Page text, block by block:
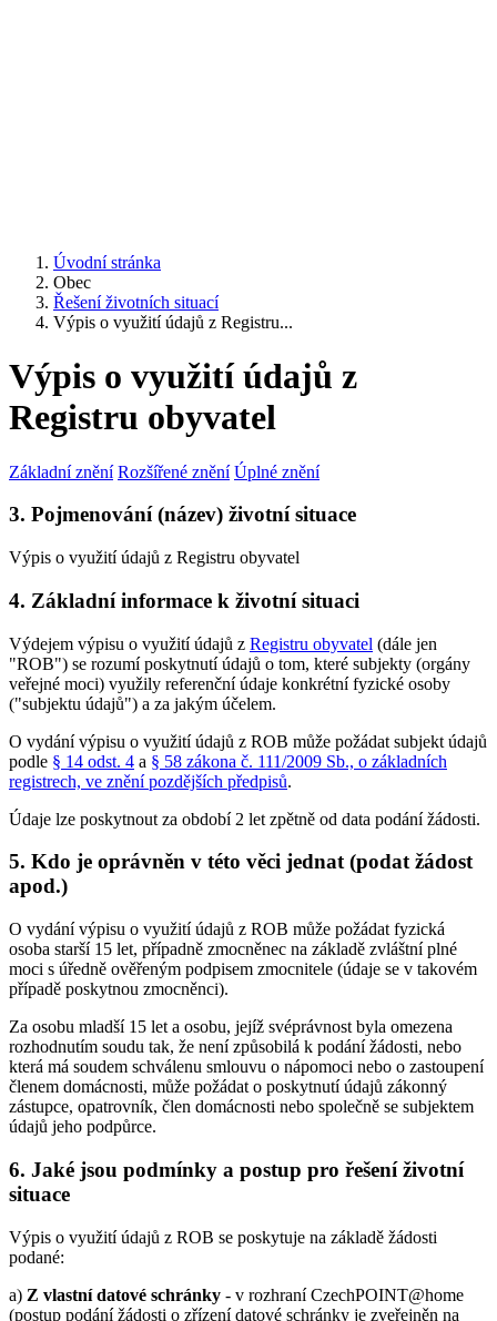
Úvodní stránka
Obec
Řešení životních situací
Výpis o využití údajů z Registru...
Výpis o využití údajů z
Registru obyvatel
Základní znění Rozšířené znění Úplné znění
3. Pojmenování (název) životní situace
Výpis o využití údajů z Registru obyvatel
4. Základní informace k životní situaci
Výdejem výpisu o využití údajů z Registru obyvatel (dále jen
"ROB") se rozumí poskytnutí údajů o tom, které subjekty (orgány
veřejné moci) využily referenční údaje konkrétní fyzické osoby
("subjektu údajů") a za jakým účelem.
O vydání výpisu o využití údajů z ROB může požádat subjekt údajů
podle § 14 odst. 4 a § 58 zákona č. 111/2009 Sb., o základních
registrech, ve znění pozdějších předpisů.
Údaje lze poskytnout za období 2 let zpětně od data podání žádosti.
5. Kdo je oprávněn v této věci jednat (podat žádost
apod.)
O vydání výpisu o využití údajů z ROB může požádat fyzická
osoba starší 15 let, případně zmocněnec na základě zvláštní plné
moci s úředně ověřeným podpisem zmocnitele (údaje se v takovém
případě poskytnou zmocněnci).
Za osobu mladší 15 let a osobu, jejíž svéprávnost byla omezena
rozhodnutím soudu tak, že není způsobilá k podání žádosti, nebo
která má soudem schválenu smlouvu o nápomoci nebo o zastoupení
členem domácnosti, může požádat o poskytnutí údajů zákonný
zástupce, opatrovník, člen domácnosti nebo společně se subjektem
údajů jeho podpůrce.
6. Jaké jsou podmínky a postup pro řešení životní
situace
Výpis o využití údajů z ROB se poskytuje na základě žádosti
podané:
a) Z vlastní datové schránky - v rozhraní CzechPOINT@home
(postup podání žádosti o zřízení datové schránky je zveřejněn na